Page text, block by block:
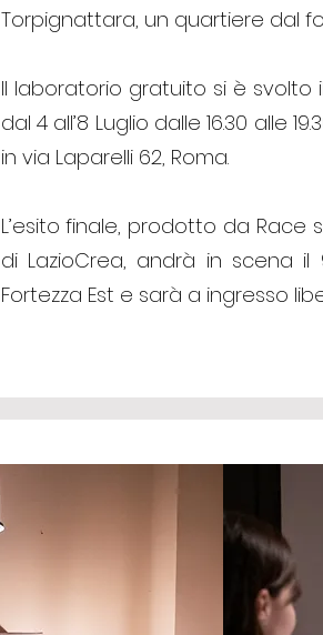
Torpignattara, un quartiere dal
Il laboratorio gratuito si è svolto
dal 4 all’8 Luglio dalle 16.30 alle
in via Laparelli 62, Roma.
L’esito finale, prodotto da Race
di LazioCrea, andrà in scena
Fortezza Est e sarà a ingresso